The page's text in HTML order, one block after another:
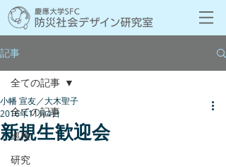
記事
全ての記事
巡検
研究
全ての記事
新規生歓迎会
小幡 宣友／大木聖子
2016年11月4日